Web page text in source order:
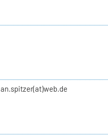
an.spitzer(at)web.de